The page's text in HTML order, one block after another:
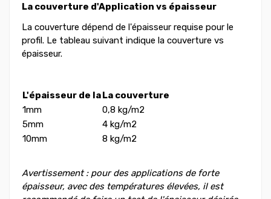
La couverture d'Application vs épaisseur
La couverture dépend de l'épaisseur requise pour le
profil. Le tableau suivant indique la couverture vs
épaisseur.
L'épaisseur de laLa couverture
1mm
0,8 kg/m2
5mm
4 kg/m2
10mm
8 kg/m2
Avertissement : pour des applications de forte
épaisseur, avec des températures élevées, il est